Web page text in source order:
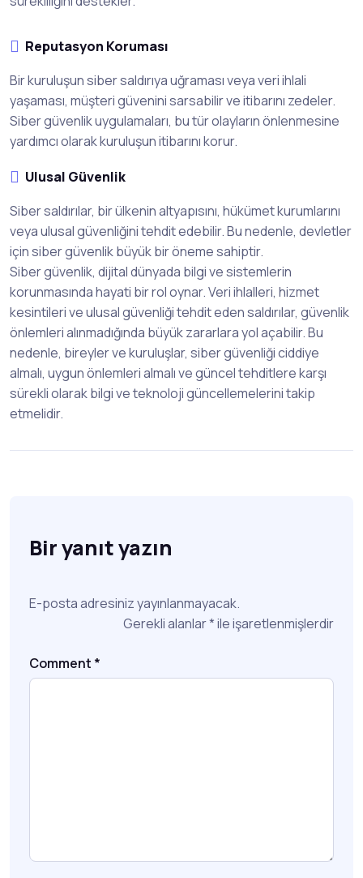
Reputasyon Koruması
Bir kuruluşun siber saldırıya uğraması veya veri ihlali
yaşaması, müşteri güvenini sarsabilir ve itibarını zedeler.
Siber güvenlik uygulamaları, bu tür olayların önlenmesine
yardımcı olarak kuruluşun itibarını korur.
Ulusal Güvenlik
Siber saldırılar, bir ülkenin altyapısını, hükümet kurumlarını
veya ulusal güvenliğini tehdit edebilir. Bu nedenle, devletler
için siber güvenlik büyük bir öneme sahiptir.
Siber güvenlik, dijital dünyada bilgi ve sistemlerin
korunmasında hayati bir rol oynar. Veri ihlalleri, hizmet
kesintileri ve ulusal güvenliği tehdit eden saldırılar, güvenlik
önlemleri alınmadığında büyük zararlara yol açabilir. Bu
nedenle, bireyler ve kuruluşlar, siber güvenliği ciddiye
almalı, uygun önlemleri almalı ve güncel tehditlere karşı
sürekli olarak bilgi ve teknoloji güncellemelerini takip
etmelidir.
Bir yanıt yazın
E-posta adresiniz yayınlanmayacak.
Gerekli alanlar*ile işaretlenmişlerdir
Comment *